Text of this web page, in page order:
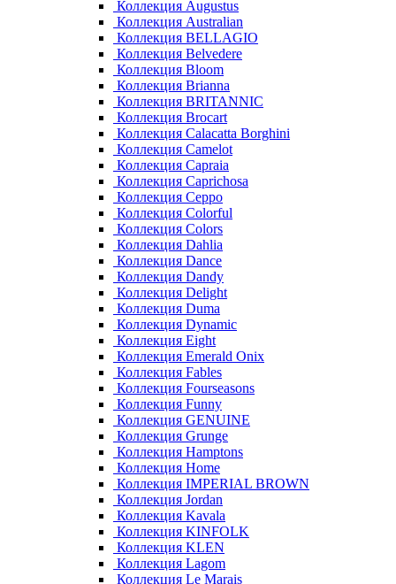
Коллекция Augustus
Коллекция Australian
Коллекция BELLAGIO
Коллекция Belvedere
Коллекция Bloom
Коллекция Brianna
Коллекция BRITANNIC
Коллекция Brocart
Коллекция Calacatta Borghini
Коллекция Camelot
Коллекция Capraia
Коллекция Caprichosa
Коллекция Ceppo
Коллекция Colorful
Коллекция Colors
Коллекция Dahlia
Коллекция Dance
Коллекция Dandy
Коллекция Delight
Коллекция Duma
Коллекция Dynamic
Коллекция Eight
Коллекция Emerald Onix
Коллекция Fables
Коллекция Fourseasons
Коллекция Funny
Коллекция GENUINE
Коллекция Grunge
Коллекция Hamptons
Коллекция Home
Коллекция IMPERIAL BROWN
Коллекция Jordan
Коллекция Kavala
Коллекция KINFOLK
Коллекция KLEN
Коллекция Lagom
Коллекция Le Marais